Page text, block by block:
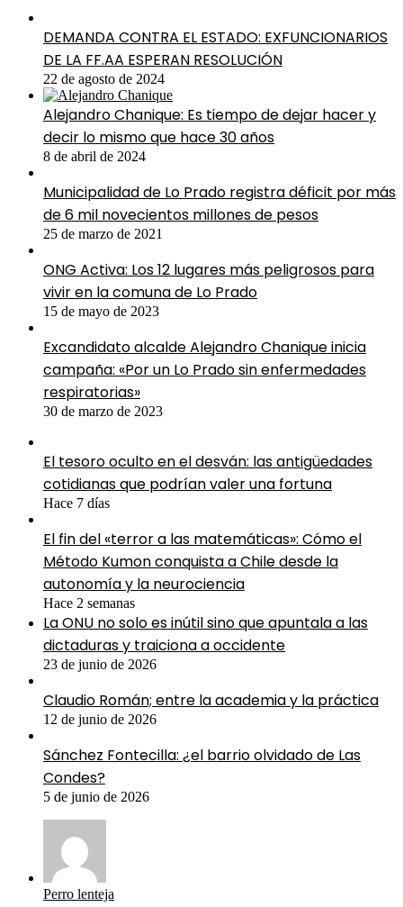
DEMANDA CONTRA EL ESTADO: EXFUNCIONARIOS
DE LA FF.AA ESPERAN RESOLUCIÓN
22 de agosto de 2024
Alejandro Chanique: Es tiempo de dejar hacer y
decir lo mismo que hace 30 años
8 de abril de 2024
Municipalidad de Lo Prado registra déficit por más
de 6 mil novecientos millones de pesos
25 de marzo de 2021
ONG Activa: Los 12 lugares más peligrosos para
vivir en la comuna de Lo Prado
15 de mayo de 2023
Excandidato alcalde Alejandro Chanique inicia
campaña: «Por un Lo Prado sin enfermedades
respiratorias»
30 de marzo de 2023
El tesoro oculto en el desván: las antigüedades
cotidianas que podrían valer una fortuna
Hace 7 días
El fin del «terror a las matemáticas»: Cómo el
Método Kumon conquista a Chile desde la
autonomía y la neurociencia
Hace 2 semanas
La ONU no solo es inútil sino que apuntala a las
dictaduras y traiciona a occidente
23 de junio de 2026
Claudio Román; entre la academia y la práctica
12 de junio de 2026
Sánchez Fontecilla: ¿el barrio olvidado de Las
Condes?
5 de junio de 2026
Perro lenteja